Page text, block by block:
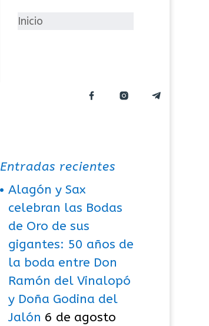
r
Inicio
Entradas recientes
Alagón y Sax
celebran las Bodas
de Oro de sus
gigantes: 50 años de
la boda entre Don
Ramón del Vinalopó
y Doña Godina del
Jalón 6 de agosto